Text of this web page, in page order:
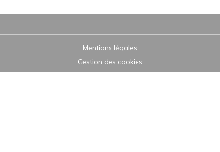
Mentions légales
Gestion des cookies